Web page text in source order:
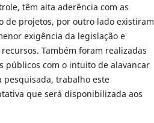
têm alta aderência com as
de projetos, por outro lado existiram
exigência da legislação e
Também foram realizadas
públicos com o intuito de alavancar
trabalho este
que será disponibilizada aos